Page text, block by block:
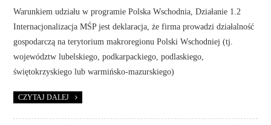
Warunkiem udziału w programie Polska Wschodnia, Działanie 1.2
Internacjonalizacja MŚP jest deklaracja, że firma prowadzi działalność
gospodarczą na terytorium makroregionu Polski Wschodniej (tj.
województw lubelskiego, podkarpackiego, podlaskiego,
świętokrzyskiego lub warmińsko-mazurskiego)
CZYTAJ DALEJ